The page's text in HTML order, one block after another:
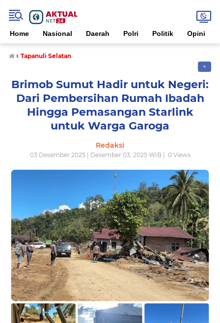
Home Nasional Daerah Polri Politik Opini
› Tapanuli Selatan
✕
Brimob Sumut Hadir untuk Negeri:
Dari Pembersihan Rumah Ibadah
Hingga Pemasangan Starlink
untuk Warga Garoga
Redaksi
03 Desember 2025 | Desember 03, 2025 WIB | 0Views